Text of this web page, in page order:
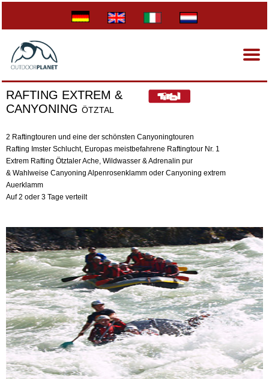
RAFTING EXTREM &
CANYONING ÖTZTAL
2 Raftingtouren und eine der schönsten Canyoningtouren
Rafting Imster Schlucht, Europas meistbefahrene Raftingtour Nr. 1
Extrem Rafting Ötztaler Ache, Wildwasser & Adrenalin pur
& Wahlweise Canyoning Alpenrosenklamm oder Canyoning extrem
Auerklamm
Auf 2 oder 3 Tage verteilt